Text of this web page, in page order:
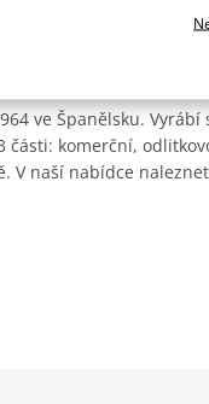
ve Španělsku.
komerční,
V naší nabídce